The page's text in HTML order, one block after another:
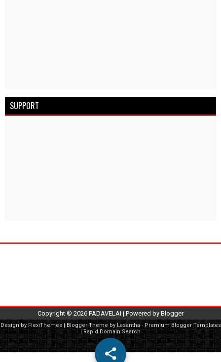
SUPPORT
Copyright © 2026 PADAVELAI | Powered by Blogger
Design by FlexiThemes| Blogger Theme by Lasantha-Premium Blogger Templates
|Rapid Domain Search